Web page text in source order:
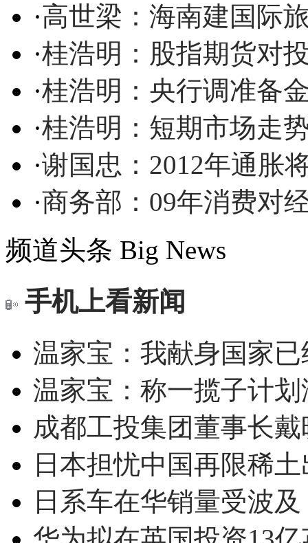
·高世梁：海南建国际
·桂浩明：股指期货对
·桂浩明：央行调准备
·桂浩明：短期市场走
·谢国忠：2012年通胀
·商务部：09年消费对
频道头条 Big News
手机上看新闻
温家宝：我献身国家
温家宝：称一揽子计
成都工投集团董事长
日本担忧中国再限稀
日系车在华销量受波